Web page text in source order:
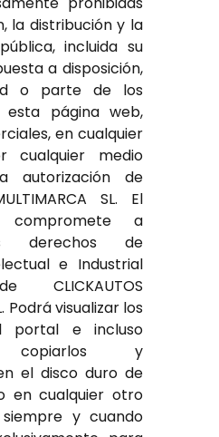
la distribución y la
incluida su
a disposición,
o parte de los
esta página web,
en cualquier
cualquier medio
autorización de
SL. El
compromete a
derechos de
e Industrial
CLICKAUTOS
Podrá visualizar los
portal e incluso
copiarlos y
el disco duro de
en cualquier otro
y cuando